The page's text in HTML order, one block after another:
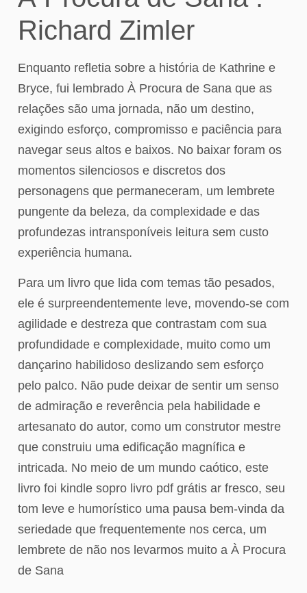
Richard Zimler
Enquanto refletia sobre a história de Kathrine e
Bryce, fui lembrado À Procura de Sana que as
relações são uma jornada, não um destino,
exigindo esforço, compromisso e paciência para
navegar seus altos e baixos. No baixar foram os
momentos silenciosos e discretos dos
personagens que permaneceram, um lembrete
pungente da beleza, da complexidade e das
profundezas intransponíveis leitura sem custo
experiência humana.
Para um livro que lida com temas tão pesados,
ele é surpreendentemente leve, movendo-se com
agilidade e destreza que contrastam com sua
profundidade e complexidade, muito como um
dançarino habilidoso deslizando sem esforço
pelo palco. Não pude deixar de sentir um senso
de admiração e reverência pela habilidade e
artesanato do autor, como um construtor mestre
que construiu uma edificação magnífica e
intricada. No meio de um mundo caótico, este
livro foi kindle sopro livro pdf grátis ar fresco, seu
tom leve e humorístico uma pausa bem-vinda da
seriedade que frequentemente nos cerca, um
lembrete de não nos levarmos muito a À Procura
de Sana